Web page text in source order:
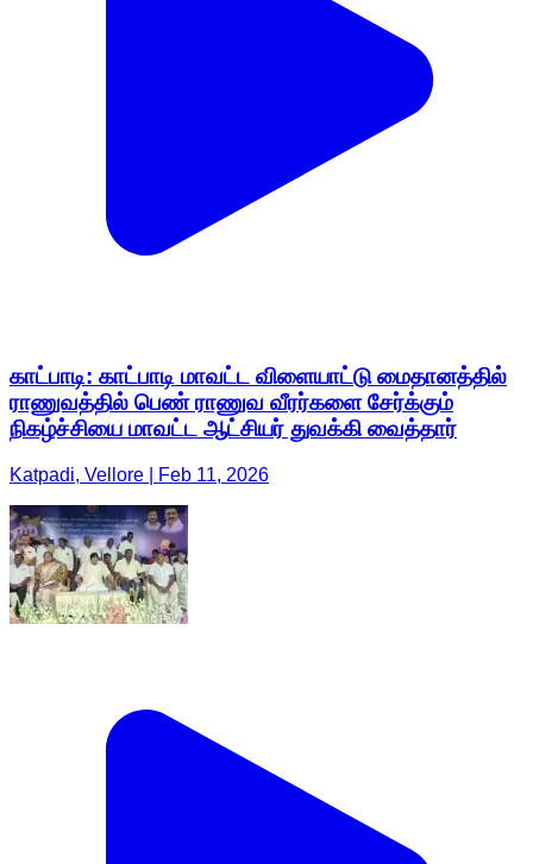
காட்பாடி: காட்பாடி மாவட்ட விளையாட்டு மைதானத்தில்
ராணுவத்தில் பெண் ராணுவ வீரர்களை சேர்க்கும்
நிகழ்ச்சியை மாவட்ட ஆட்சியர் துவக்கி வைத்தார்
Katpadi, Vellore | Feb 11, 2026